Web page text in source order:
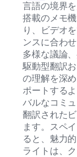
言語の境界
搭載のメモ
り、ビデオ
ンスに合わ
多様な議論
駆動型翻訳
の理解を深
ポートする
バルなコミ
翻訳された
ます。スペ
ると、魅力
ライトは、